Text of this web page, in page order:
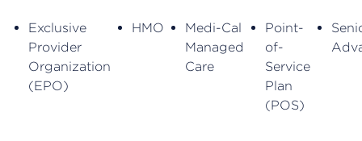
Exclusive
Provider
Organization
(EPO)
HMO
Medi-Cal
Managed
Care
Point-
of-
Service
Plan
(POS)